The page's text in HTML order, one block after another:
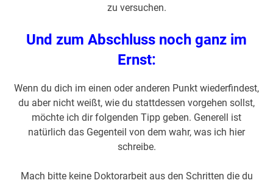
zu versuchen.
Und zum Abschluss noch ganz im
Ernst:
Wenn du dich im einen oder anderen Punkt wiederfindest,
du aber nicht weißt, wie du stattdessen vorgehen sollst,
möchte ich dir folgenden Tipp geben. Generell ist
natürlich das Gegenteil von dem wahr, was ich hier
schreibe.
Mach bitte keine Doktorarbeit aus den Schritten die du